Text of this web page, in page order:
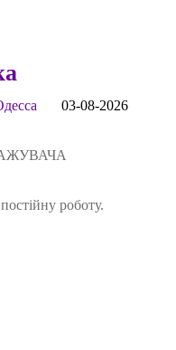
03-08-2026
роботу.